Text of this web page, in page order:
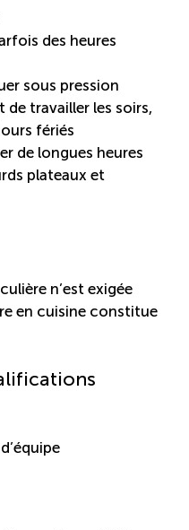
en ligne
INFOLETTRE
des heures
sous pression
de travailler les soirs,
fériés
de longues heures
plateaux et
n’est exigée
en cuisine constitue